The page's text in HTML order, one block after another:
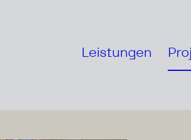
Leistungen